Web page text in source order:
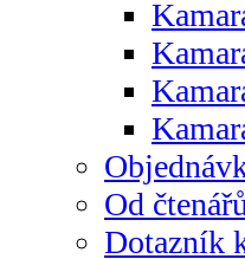
Od
Dotazník